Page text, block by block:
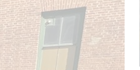
Línea Mitre: cancelan
definitivamente la electrificación
José León Suárez – Benavídez y
Victoria – El Talar